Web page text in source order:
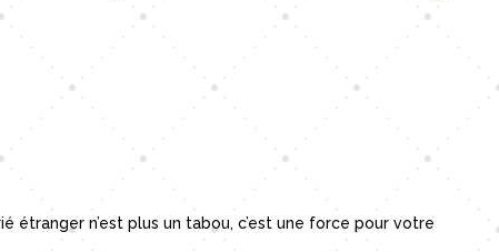
étranger n’est plus un tabou, c’est une force pour votre